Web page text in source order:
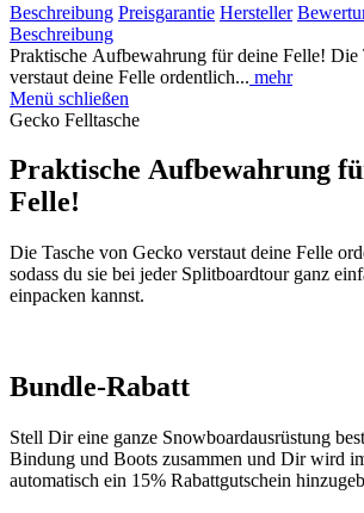
Beschreibung Preisgarantie Hersteller
Beschreibung
Praktische Aufbewahrung für deine Felle! Die
verstaut deine Felle ordentlich... mehr
Menü schließen
Gecko Felltasche
Praktische Aufbewahrung
Felle!
Die Tasche von Gecko verstaut deine Felle
sodass du sie bei jeder Splitboardtour ganz
einpacken kannst.
Bundle-Rabatt
Stell Dir eine ganze Snowboardausrüstung
Bindung und Boots zusammen und Dir wird
automatisch ein 15% Rabattgutschein